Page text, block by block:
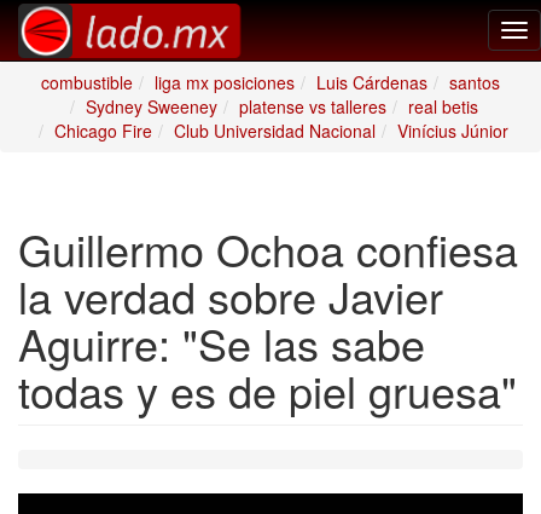
combustible
liga mx posiciones Luis Cárdenas
santos
Sydney Sweeney
platense vs talleres
real betis
Chicago Fire
Club Universidad Nacional Vinícius Júnior
Guillermo Ochoa confiesa
la verdad sobre Javier
Aguirre: "Se las sabe
todas y es de piel gruesa"